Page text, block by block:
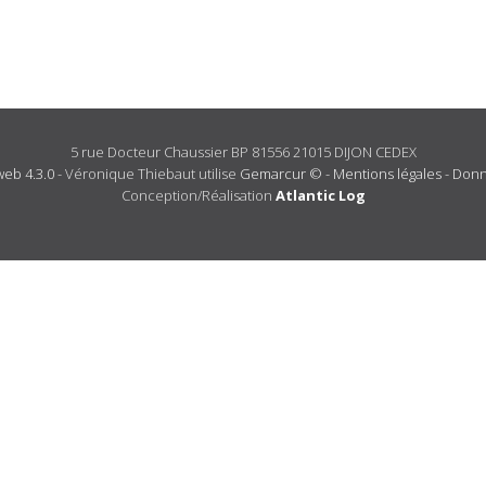
5 rue Docteur Chaussier BP 81556 21015 DIJON CEDEX
4.3.0- Véronique Thiebaut utilise Gemarcur © - Mentions légales-
Conception/Réalisation Atlantic Log